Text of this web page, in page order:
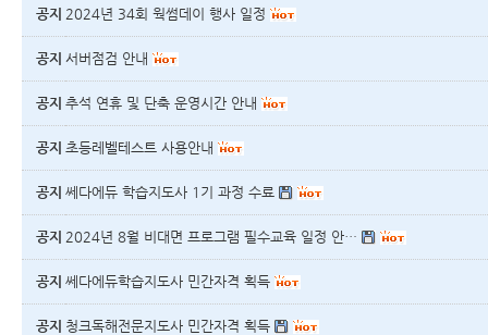
공지 2024년 34회 웍썸데이 행사 일정
공지 서버점검 안내
공지 추석 연휴 및 단축 운영시간 안내
공지 초등레벨테스트 사용안내
공지 쎄다에듀 학습지도사 1기 과정 수료
공지 2024년 8월 비대면 프로그램 필수교육 일정 안…
공지 쎄다에듀학습지도사 민간자격 획득
공지 청크독해전문지도사 민간자격 획득